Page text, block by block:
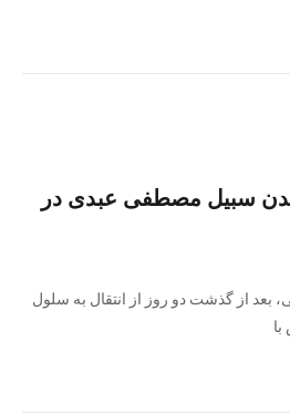
سبیل مصطفی عبدی در
از گذشت دو روز از انتقال به سلول